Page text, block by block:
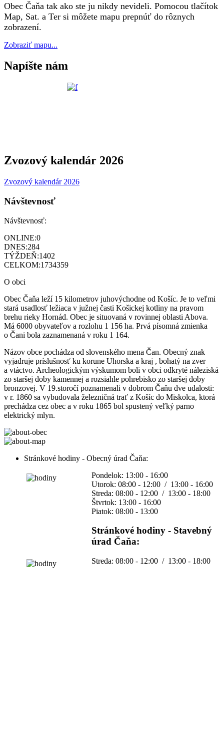
Obec Čaňa tak ako ste ju nikdy nevideli. Pomocou tlačítok
Map, Sat. a Ter si môžete mapu prepnúť do rôznych
zobrazení.
Zobraziť mapu...
Napíšte nám
Zvozový kalendár 2026
Zvozový kalendár 2026
Návštevnosť
Návštevnosť:
ONLINE:0
DNES:284
TÝŽDEŇ:1402
CELKOM:1734359
O obci
Obec Čaňa leží 15 kilometrov juhovýchodne od Košíc. Je to veľmi
stará usadlosť ležiaca v južnej časti Košickej kotliny na pravom
brehu rieky Hornád. Obec je situovaná v rovinnej oblasti Abova.
Má 6000 obyvateľov a rozlohu 1 156 ha. Prvá písomná zmienka
o Čani bola zaznamenaná v roku 1 164.
Názov obce pochádza od slovenského mena Čan. Obecný znak
vyjadruje príslušnosť ku korune Uhorska a kraj , bohatý na zver
a vtáctvo. Archeologickým výskumom boli v obci odkryté náleziská
zo staršej doby kamennej a rozsiahle pohrebisko zo staršej doby
bronzovej. V 19.storočí poznamenali v dobrom Čaňu dve udalosti:
v r. 1860 sa vybudovala železničná trať z Košíc do Miskolca, ktorá
prechádza cez obec a v roku 1865 bol spustený veľký parno
elektrický mlyn.
Stránkové hodiny - Obecný úrad Čaňa:
Pondelok: 13:00 - 16:00
Utorok: 08:00 - 12:00 / 13:00 - 16:00
Streda: 08:00 - 12:00 / 13:00 - 18:00
Štvrtok: 13:00 - 16:00
Piatok: 08:00 - 13:00
Stránkové hodiny - Stavebný
úrad Čaňa:
Streda: 08:00 - 12:00 / 13:00 - 18:00